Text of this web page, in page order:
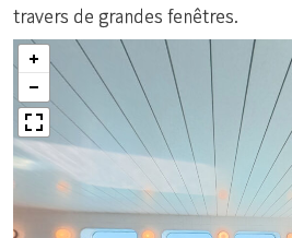
travers de grandes fenêtres.